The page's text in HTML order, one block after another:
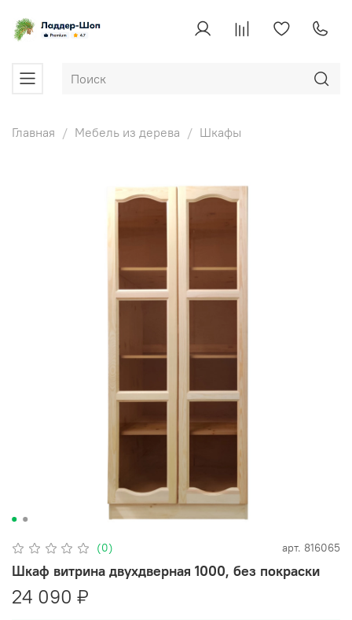
Главная Мебель из дерева Шкафы
(0) арт. 816065
Шкаф витрина двухдверная 1000, без покраски
24 090 ₽